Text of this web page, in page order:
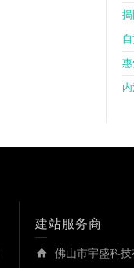
建站服务商
佛山市宇盛科技